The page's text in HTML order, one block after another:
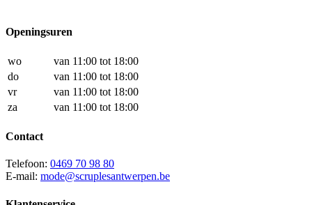
Openingsuren
wo
van 11:00 tot 18:00
do
van 11:00 tot 18:00
vr
van 11:00 tot 18:00
za
van 11:00 tot 18:00
Contact
Telefoon: 0469 70 98 80
E-mail: mode@scruplesantwerpen.be